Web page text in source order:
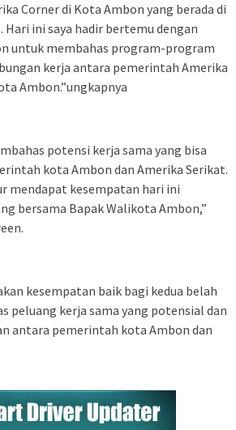
Corner di Kota Ambon yang berada di
ini saya hadir bertemu dengan
untuk membahas program-program
kerja antara pemerintah Amerika
Ambon.”ungkapnya
potensi kerja sama yang bisa
kota Ambon dan Amerika Serikat.
mendapat kesempatan hari ini
bersama Bapak Walikota Ambon,”
kesempatan baik bagi kedua belah
peluang kerja sama yang potensial dan
antara pemerintah kota Ambon dan